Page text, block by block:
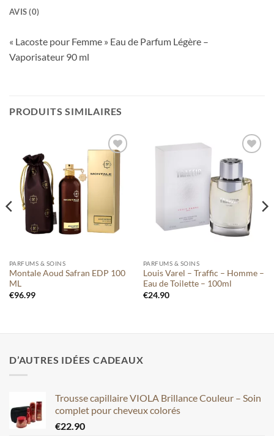
AVIS (0)
« Lacoste pour Femme » Eau de Parfum Légère –
Vaporisateur 90 ml
PRODUITS SIMILAIRES
Ajouter
à votre
liste
PARFUMS & SOINS
Montale Aoud Safran EDP 100
ML
€96.99
Ajouter
liste
PARFUMS & SOINS
Louis Varel – Traffic – Homme –
Eau de Toilette – 100ml
€24.90
D’AUTRES IDÉES CADEAUX
Trousse capillaire VIOLA Brillance Couleur – Soin
complet pour cheveux colorés
€22.90